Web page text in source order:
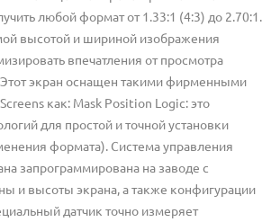
любой формат от 1.33:1 (4:3) до 2.70:1.
высотой и шириной изображения
впечатления от просмотра
Этот экран оснащен такими фирменными
как: Mask Position Logic: это
для простой и точной установки
формата). Система управления
запрограммирована на заводе с
и высоты экрана, а также конфигурации
датчик точно измеряет